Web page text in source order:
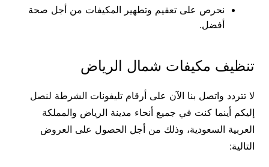
نحرص على تعقيم وتطهير المكيفات من أجل صحة
أفضل.
تنظيف مكيفات شمال الرياض
لا تتردد واتصل بنا الآن على أرقام تليفونات الشرطة لنصل
إليكم أينما كنت في جميع أنحاء مدينة الرياض والمملكة
العربية السعودية، وذلك من أجل الحصول على العروض
التالية: